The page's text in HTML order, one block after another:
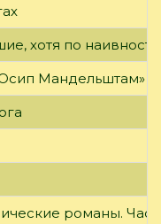
хотя по
Осип Мандельштам»
романы.